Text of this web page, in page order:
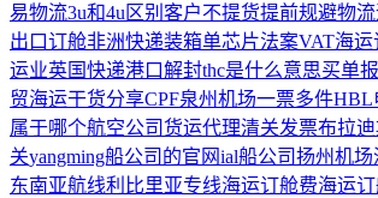
易物流3u和4u区别 客户不提货提前规避物
出口订舱非洲快递装箱单芯片法案VAT海运
运业英国快递港口解封thc是什么意思买单
贸海运干货分享CPF泉州机场一票多件HBL
属于哪个航空公司货运代理清关发票布拉
关yangming船公司的官网ial船公司扬州机场
东南亚航线利比里亚专线海运订舱费海运